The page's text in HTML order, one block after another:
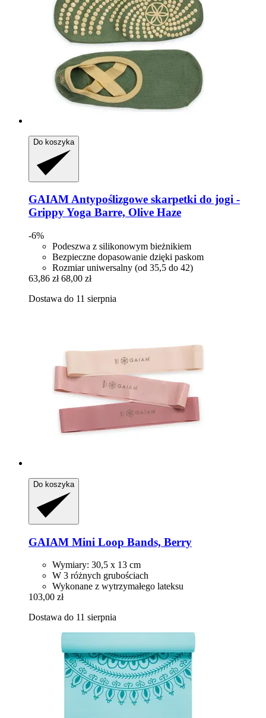
Do koszyka
GAIAMAntypoślizgowe skarpetki do jogi -​
Grippy Yoga Barre, Olive Haze
-6%
Podeszwa z silikonowym bieżnikiem
Bezpieczne dopasowanie dzięki paskom
Rozmiar uniwersalny (od 35,5 do 42)
63,86 zł 68,00 zł
Dostawa do 11 sierpnia
Do koszyka
GAIAM Mini Loop Bands, Berry
Wymiary: 30,5 x 13 cm
W 3 różnych grubościach
Wykonane z wytrzymałego lateksu
103,00 zł
Dostawa do 11 sierpnia